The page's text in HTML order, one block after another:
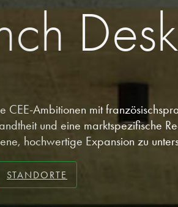
Desk
CEE-Ambitionen mit
und eine marktspezifische
hochwertige Expansion zu
STANDORTE